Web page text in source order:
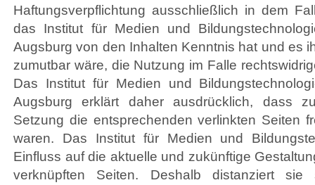
Haftungsverpflichtung ausschließlich in dem
das Institut für Medien und
Augsburg von den Inhalten Kenntnis hat und es
zumutbar wäre, die Nutzung im Falle
Das Institut für Medien und
Augsburg erklärt daher ausdrücklich, dass
Setzung die entsprechenden verlinkten Seiten
waren. Das Institut für Medien und
Einfluss auf die aktuelle und zukünftige
verknüpften Seiten. Deshalb distanziert sie